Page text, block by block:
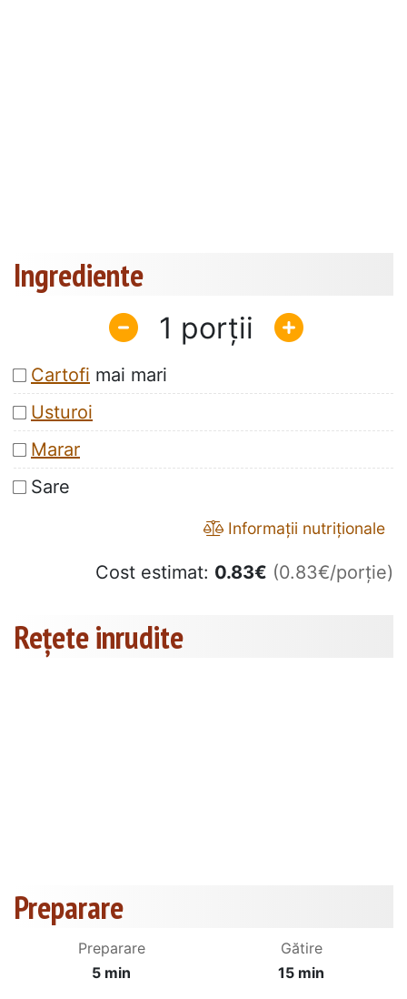
Ingrediente
1
Cartofi mai mari
Usturoi
Marar
Sare
Informații nutriționale
Cost estimat: 0.83€ (0.83€/porție)
Rețete inrudite
Preparare
Preparare
5 min
Gătire
15 min